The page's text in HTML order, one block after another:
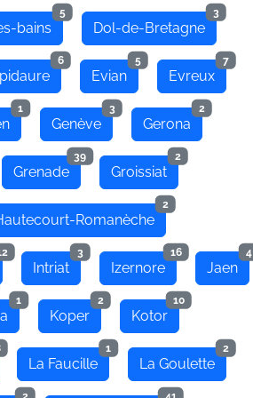
bains
5
Dol-de-Bretagne
3
6
Evian
5
Evreux
7
1
Genève
3
Gerona
2
Grenade
39
Groissiat
2
Romanèche
2
Intriat
3
Izernore
16
Jaen
4
1
Koper
2
Kotor
10
La Faucille
1
La Goulette
2